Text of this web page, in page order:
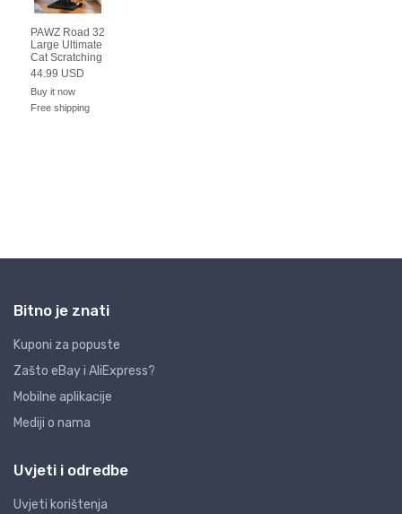
Bitno je znati
Kuponi za popuste
Zašto eBay i AliExpress?
Mobilne aplikacije
Mediji o nama
Uvjeti i odredbe
Uvjeti korištenja